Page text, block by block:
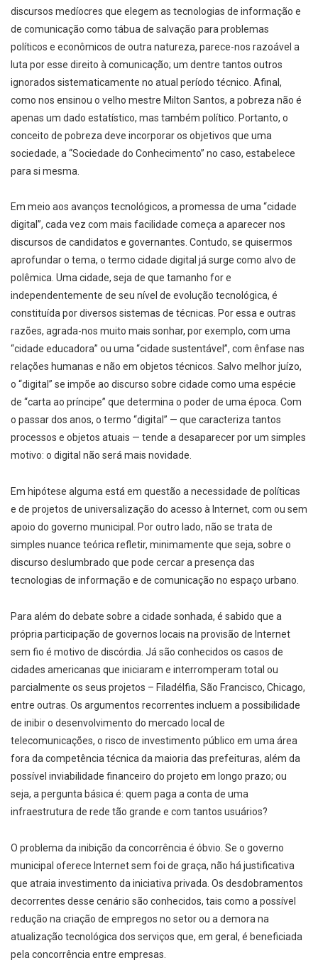
discursos medíocres que elegem as tecnologias de informação e
de comunicação como tábua de salvação para problemas
políticos e econômicos de outra natureza, parece-­nos razoável a
luta por esse direito à comunicação; um dentre tantos outros
ignorados sistematicamente no atual período técnico. Afinal,
como nos ensinou o velho mestre Milton Santos, a pobreza não é
apenas um dado estatístico, mas também político. Portanto, o
conceito de pobreza deve incorporar os objetivos que uma
sociedade, a “Sociedade do Conhecimento” no caso, estabelece
para si mesma.
Em meio aos avanços tecnológicos, a promessa de uma “cidade
digital”, cada vez com mais facilidade começa a aparecer nos
discursos de candidatos e governantes. Contudo, se quisermos
aprofundar o tema, o termo cidade digital já surge como alvo de
polêmica. Uma cidade, seja de que tamanho for e
independentemente de seu nível de evolução tecnológica, é
constituída por diversos sistemas de técnicas. Por essa e outras
razões, agrada-nos muito mais sonhar, por exemplo, com uma
“cidade educadora” ou uma “cidade sustentável”, com ênfase nas
relações humanas e não em objetos técnicos. Salvo melhor juízo,
o “digital” se impõe ao discurso sobre cidade como uma espécie
de “carta ao príncipe” que determina o poder de uma época. Com
o passar dos anos, o termo “digital” — que caracteriza tantos
processos e objetos atuais — tende a desaparecer por um simples
motivo: o digital não será mais novidade.
Em hipótese alguma está em questão a necessidade de políticas
e de projetos de universalização do acesso à Internet, com ou sem
apoio do governo municipal. Por outro lado, não se trata de
simples nuance teórica refletir, minimamente que seja, sobre o
discurso deslumbrado que pode cercar a presença das
tecnologias de informação e de comunicação no espaço urbano.
Para além do debate sobre a cidade sonhada, é sabido que a
própria participação de governos locais na provisão de Internet
sem fio é motivo de discórdia. Já são conhecidos os casos de
cidades americanas que iniciaram e interromperam total ou
parcialmente os seus projetos – Filadélfia, São Francisco, Chicago,
entre outras. Os argumentos recorrentes incluem a possibilidade
de inibir o desenvolvimento do mercado local de
telecomunicações, o risco de investimento público em uma área
fora da competência técnica da maioria das prefeituras, além da
possível inviabilidade financeiro do projeto em longo prazo; ou
seja, a pergunta básica é: quem paga a conta de uma
infraestrutura de rede tão grande e com tantos usuários?
O problema da inibição da concorrência é óbvio. Se o governo
municipal oferece Internet sem foi de graça, não há justificativa
que atraia investimento da iniciativa privada. Os desdobramentos
decorrentes desse cenário são conhecidos, tais como a possível
redução na criação de empregos no setor ou a demora na
atualização tecnológica dos serviços que, em geral, é beneficiada
pela concorrência entre empresas.